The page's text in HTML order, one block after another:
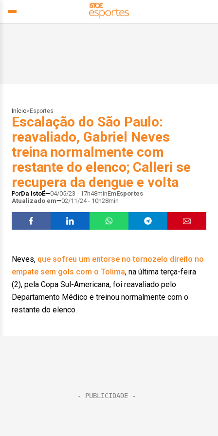
Início> Esportes
Escalação do São Paulo:
reavaliado, Gabriel Neves
treina normalmente com
restante do elenco; Calleri se
recupera da dengue e volta
PorDa IstoÉ 04/05/23 - 17h48minEmEsportes
Atualizado em
02/11/24 - 10h28min
Neves, que sofreu um entorse no tornozelo direito no
empate sem gols com o Tolima, na última terça-feira
(2), pela Copa Sul-Americana, foi reavaliado pelo
Departamento Médico e treinou normalmente com o
restante do elenco.